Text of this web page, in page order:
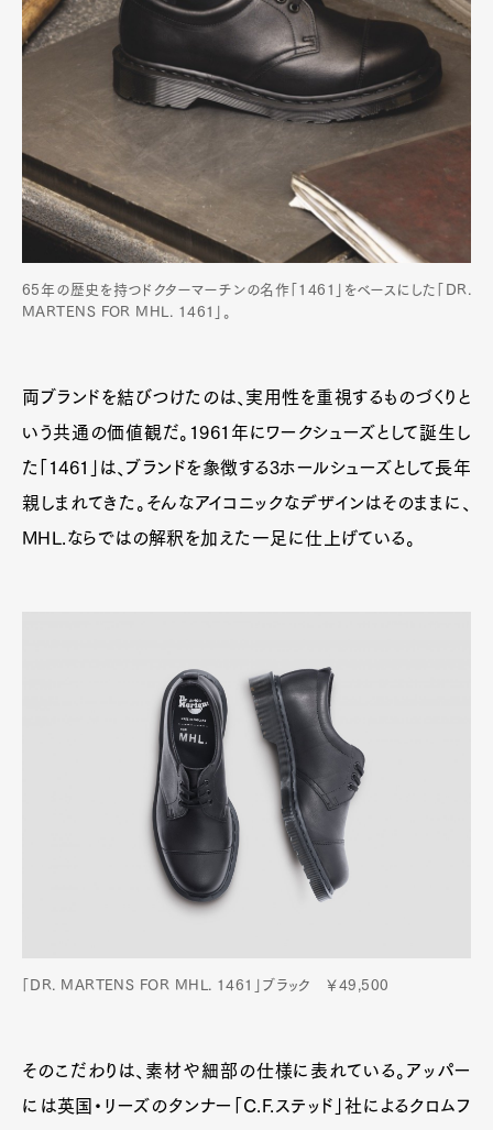
65年の歴史を持つドクターマーチンの名作「1461」をベースにした「DR.
MARTENS FOR MHL. 1461」。
両ブランドを結びつけたのは、実用性を重視するものづくりと
いう共通の価値観だ。1961年にワークシューズとして誕生し
た「1461」は、ブランドを象徴する3ホールシューズとして長年
親しまれてきた。そんなアイコニックなデザインはそのままに、
MHL.ならではの解釈を加えた一足に仕上げている。
「DR. MARTENS FOR MHL. 1461」ブラック ￥49,500
そのこだわりは、素材や細部の仕様に表れている。アッパー
には英国・リーズのタンナー「C.F.ステッド」社によるクロムフ